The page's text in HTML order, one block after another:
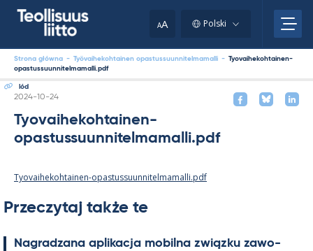
AA Polski
Strona główna - Työvaihekohtainen opastussuunnitelmamalli - Tyovaihekohtainen-
opastussuunnitelmamalli.pdf
lód
Kirjoitettu
2024-10-24
Tyovaihekohtainen-
opastussuunnitelmamalli.pdf
Tyovaihekohtainen-opastussuunnitelmamalli.pdf
Przeczytaj także te
Na­gradzana apli­kacja mo­bilna związku zawo­